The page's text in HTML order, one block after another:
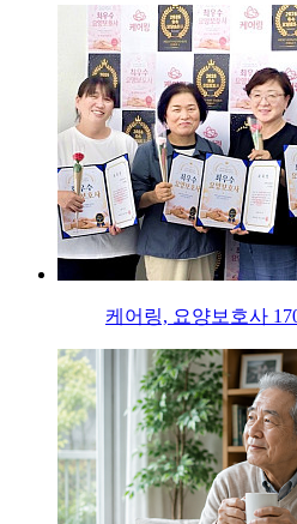
케어링, 요양보호사